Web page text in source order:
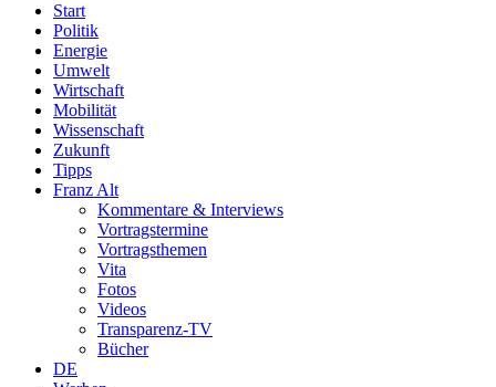
Start
Politik
Energie
Umwelt
Wirtschaft
Mobilität
Wissenschaft
Zukunft
Tipps
Franz Alt
Kommentare & Interviews
Vortragstermine
Vortragsthemen
Vita
Fotos
Videos
Transparenz-TV
Bücher
DE